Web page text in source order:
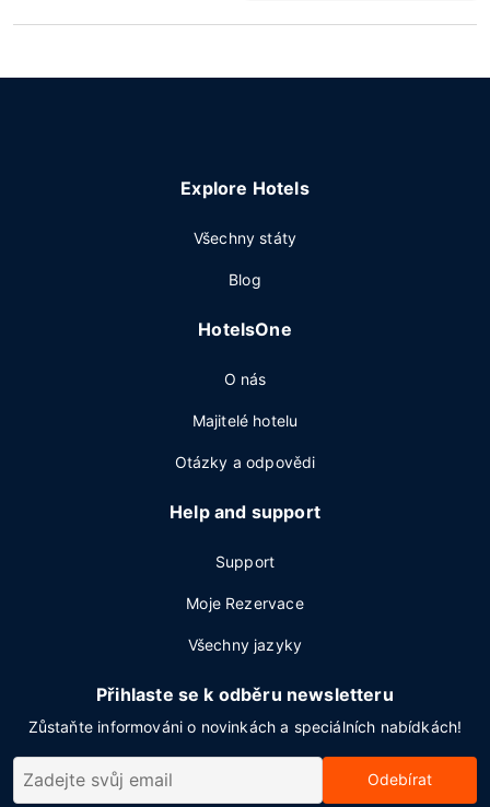
Explore Hotels
Všechny státy
Blog
HotelsOne
O nás
Majitelé hotelu
Otázky a odpovědi
Help and support
Support
Moje Rezervace
Všechny jazyky
Přihlaste se k odběru newsletteru
Zůstaňte informováni o novinkách a speciálních nabídkách!
Odebírat